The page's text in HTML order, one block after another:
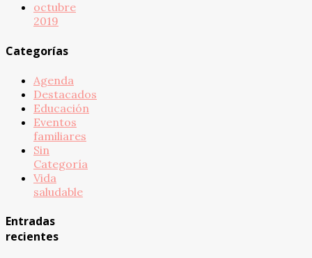
octubre
2019
Categorías
Agenda
Destacados
Educación
Eventos
familiares
Sin
Categoría
Vida
saludable
Entradas
recientes